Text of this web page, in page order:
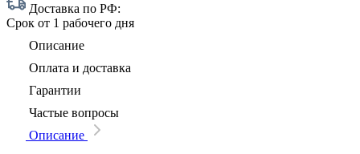
Доставка по РФ:
Срок от 1 рабочего дня
Описание
Оплата и доставка
Гарантии
Частые вопросы
Описание